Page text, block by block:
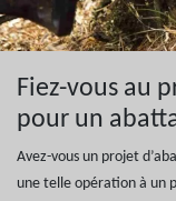
Fiez-vous au
pour un
Avez-vous un projet
une telle opération à un